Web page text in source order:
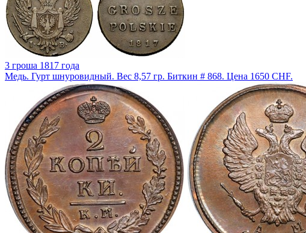
3 гроша 1817 года
Медь. Гурт шнуровидный. Вес 8,57 гр. Биткин # 868. Цена 1650 CHF.